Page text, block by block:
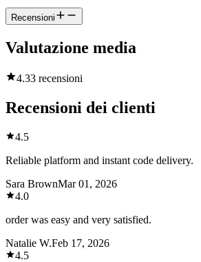
Recensioni
Valutazione media
4.33 recensioni
Recensioni dei clienti
4.5
Reliable platform and instant code delivery.
Sara BrownMar 01, 2026
4.0
order was easy and very satisfied.
Natalie W.Feb 17, 2026
4.5